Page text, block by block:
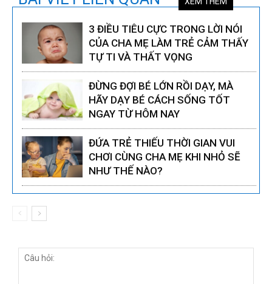
3 ĐIỀU TIÊU CỰC TRONG LỜI NÓI
CỦA CHA MẸ LÀM TRẺ CẢM THẤY
TỰ TI VÀ THẤT VỌNG
ĐỪNG ĐỢI BÉ LỚN RỒI DẠY, MÀ
HÃY DẠY BÉ CÁCH SỐNG TỐT
NGAY TỪ HÔM NAY
ĐỨA TRẺ THIẾU THỜI GIAN VUI
CHƠI CÙNG CHA MẸ KHI NHỎ SẼ
NHƯ THẾ NÀO?